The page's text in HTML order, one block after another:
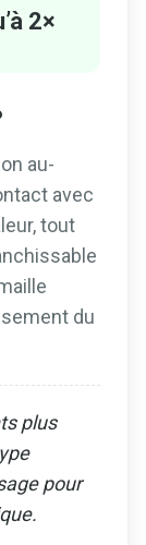
2×
au-
avec
tout
du
plus
pour